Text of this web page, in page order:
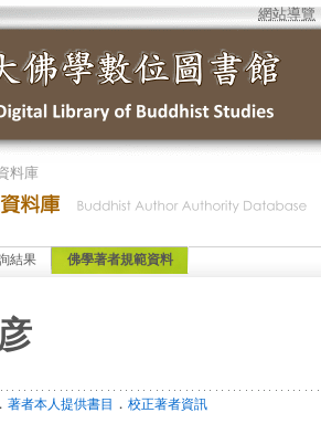
網站導覽
料庫
結果 佛學著者規範資料
． 著者本人提供書目 ． 校正著者資訊